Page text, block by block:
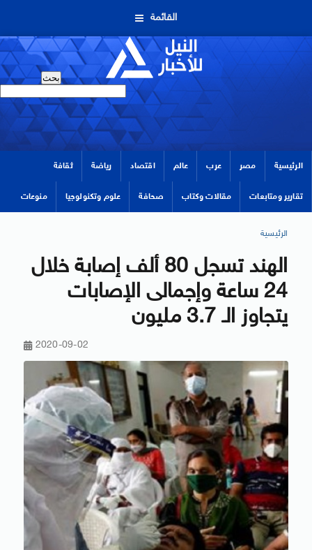
القائمة
الرئيسية مصر عرب عالم اقتصاد رياضة ثقافة
تقارير ومتابعات مقالات وكتاب صحافة علوم وتكنولوجيا منوعات
الرئيسية
الهند تسجل 80 ألف إصابة خلال
24 ساعة وإجمالى الإصابات
يتجاوز الـ 3.7 مليون
2020-09-02